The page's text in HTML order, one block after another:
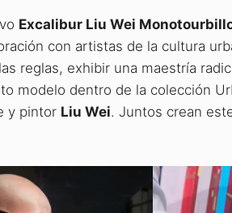
Excalibur Liu Wei
con artistas de la cultura
reglas, exhibir una maestría
modelo dentro de la colección
y pintor Liu Wei. Juntos crean